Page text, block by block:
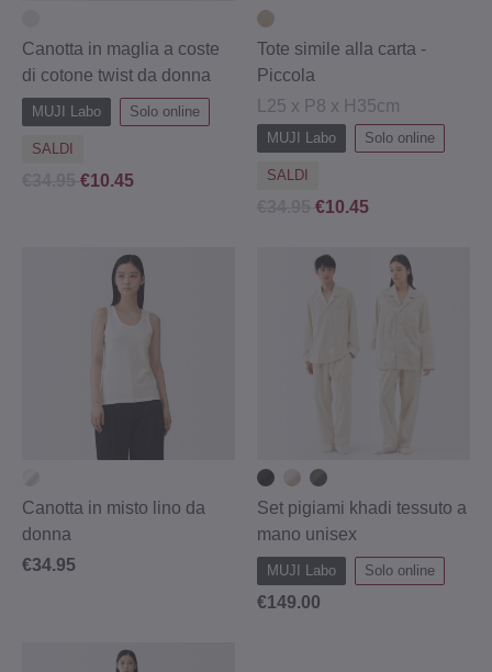
Canotta in maglia a coste
di cotone twist da donna
MUJI Labo Solo online
SALDI
€10.45
Tote simile alla carta -
Piccola
L25 x P8 x H35cm
MUJI Labo Solo online
SALDI
€10.45
Canotta in misto lino da
donna
€34.95
Set pigiami khadi tessuto a
mano unisex
MUJI Labo Solo online
€149.00